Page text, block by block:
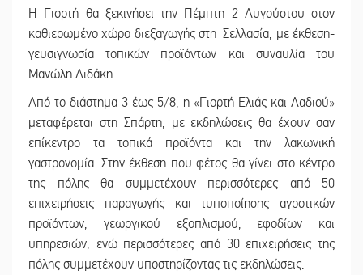
Η Γιορτή θα ξεκινήσει την Πέμπτη 2 Αυγούστου στον
καθιερωμένο χώρο διεξαγωγής στη Σελλασία, με έκθεση-
γευσιγνωσία τοπικών προϊόντων και συναυλία του
Μανώλη Λιδάκη.
Από το διάστημα 3 έως 5/8, η «Γιορτή Ελιάς και Λαδιού»
μεταφέρεται στη Σπάρτη, με εκδηλώσεις θα έχουν σαν
επίκεντρο τα τοπικά προϊόντα και την λακωνική
γαστρονομία. Στην έκθεση που φέτος θα γίνει στο κέντρο
της πόλης θα συμμετέχουν περισσότερες από 50
επιχειρήσεις παραγωγής και τυποποίησης αγροτικών
προϊόντων, γεωργικού εξοπλισμού, εφοδίων και
υπηρεσιών, ενώ περισσότερες από 30 επιχειρήσεις της
πόλης συμμετέχουν υποστηρίζοντας τις εκδηλώσεις.